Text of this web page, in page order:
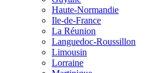
Haute-Normandie
Ile-de-France
La Réunion
Languedoc-Roussillon
Limousin
Lorraine